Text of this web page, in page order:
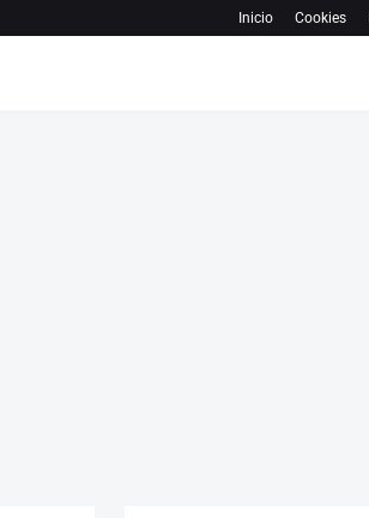
Inicio Cookies